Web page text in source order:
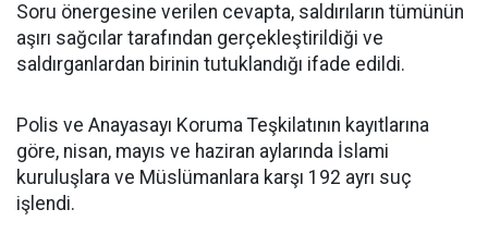
Soru önergesine verilen cevapta, saldırıların tümünün
aşırı sağcılar tarafından gerçekleştirildiği ve
saldırganlardan birinin tutuklandığı ifade edildi.
Polis ve Anayasayı Koruma Teşkilatının kayıtlarına
göre, nisan, mayıs ve haziran aylarında İslami
kuruluşlara ve Müslümanlara karşı 192 ayrı suç
işlendi.